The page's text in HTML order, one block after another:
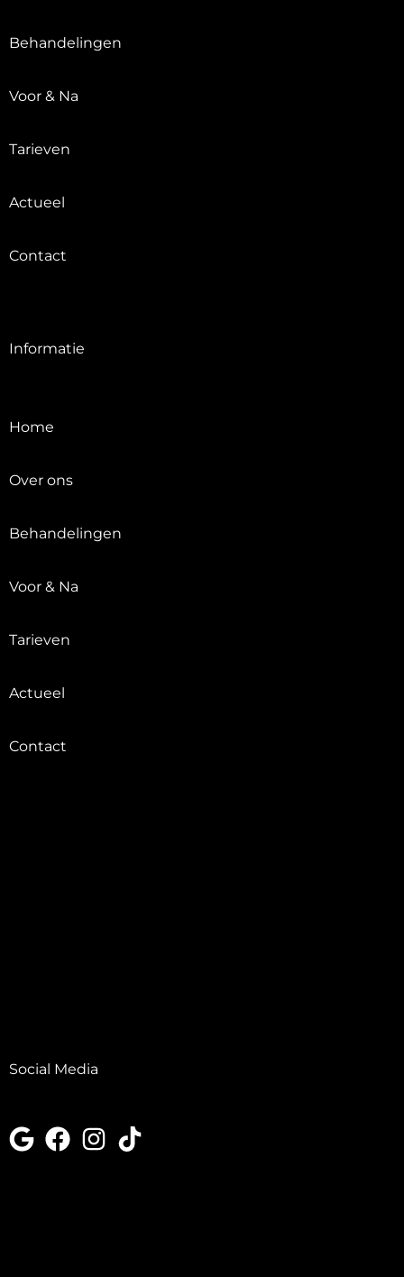
Behandelingen
Voor & Na
Tarieven
Actueel
Contact
Informatie
Home
Over ons
Behandelingen
Voor & Na
Tarieven
Actueel
Contact
Social Media